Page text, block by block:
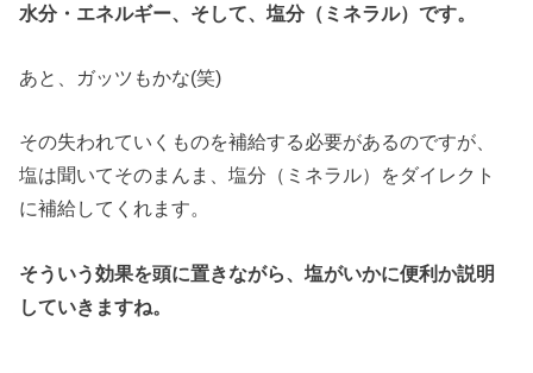
水分・エネルギー、そして、塩分（ミネラル）です。
あと、ガッツもかな(笑)
その失われていくものを補給する必要があるのですが、
塩は聞いてそのまんま、塩分（ミネラル）をダイレクト
に補給してくれます。
そういう効果を頭に置きながら、塩がいかに便利か説明
していきますね。